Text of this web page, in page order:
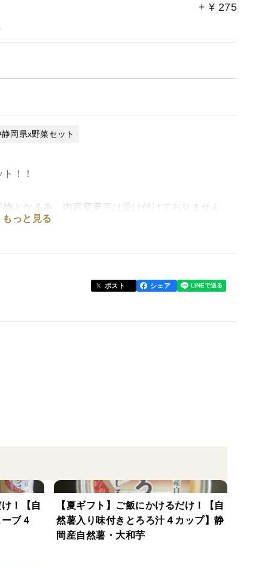
+ ¥ 275
静岡県x野菜セット
！！
となる為、内容変更等は受け付けておりません。
トなお野菜の詰め合わせとなります。
パイスです！！
て、野菜を守ってくれる昆虫や菌を農園に放し野
菜作りをしています。
もっと見る
ポスト シェア
！【自
ブ４
【夏ギフト】ご飯にかけるだけ！【自
然薯入り味付きとろろ汁４カップ】静
岡産自然薯・大和芋